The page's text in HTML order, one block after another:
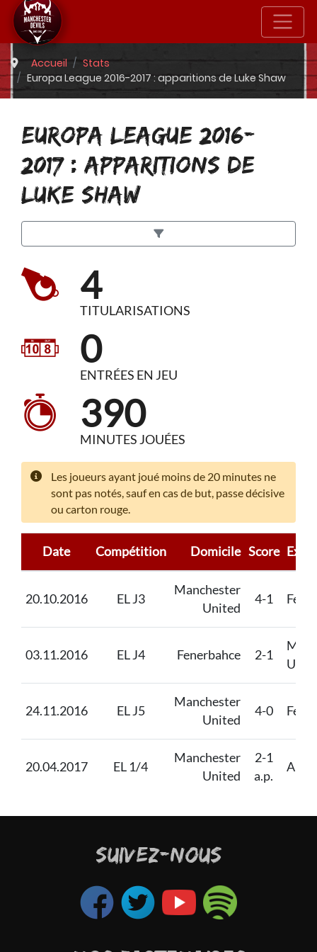
Accueil
Stats
Europa League 2016-2017 : apparitions de Luke Shaw
EUROPA LEAGUE 2016-
2017 : APPARITIONS DE
LUKE SHAW
4
TITULARISATIONS
0
ENTRÉES EN JEU
390
MINUTES JOUÉES
Les joueurs ayant joué moins de 20 minutes ne
sont pas notés, sauf en cas de but, passe décisive
ou carton rouge.
Date Compétition Domicile Score
20.10.2016 EL J3
Manchester
United
4-1
03.11.2016 EL J4 Fenerbahce 2-1
24.11.2016 EL J5
Manchester
United
4-0
20.04.2017 EL 1/4
Manchester
United
2-1
a.p.
SUIVEZ-NOUS